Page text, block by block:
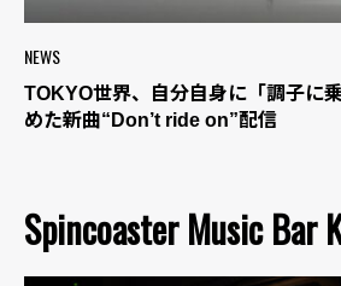
NEWS
TOKYO世界、自分自身に「調子に
めた新曲“Don’t ride on”配信
Spincoaster Music Bar